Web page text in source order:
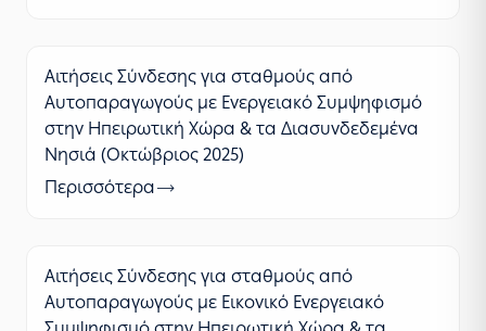
Αιτήσεις Σύνδεσης για σταθμούς από
Αυτοπαραγωγούς με Ενεργειακό Συμψηφισμό
στην Ηπειρωτική Χώρα & τα Διασυνδεδεμένα
Νησιά (Οκτώβριος 2025)
Περισσότερα
Αιτήσεις Σύνδεσης για σταθμούς από
Αυτοπαραγωγούς με Εικονικό Ενεργειακό